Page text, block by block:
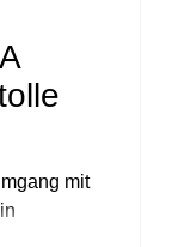
mit